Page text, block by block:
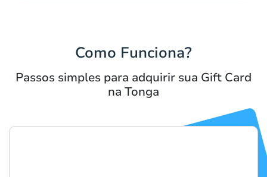
Como Funciona?
Passos simples para adquirir sua Gift Card
na Tonga